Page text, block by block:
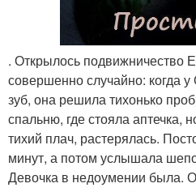
. Открылось подвижничество
совершенно случайно: когда
зуб, она решила тихонько
спальню, где стояла аптечка,
тихий плач, растерялась.
минут, а потом услышала
Девочка в недоумении была.